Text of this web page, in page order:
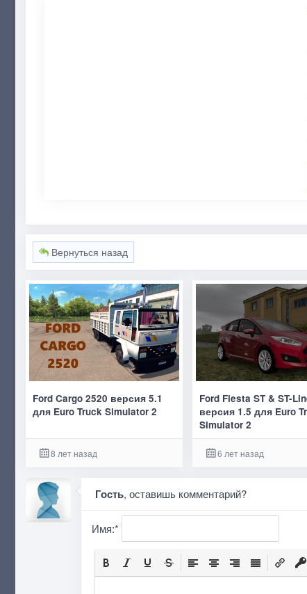
Вернуться назад
Ford Cargo 2520 версия 5.1
для Euro Truck Simulator 2
8 лет назад
Ford Fiesta ST & ST-
версия 1.5 для Euro
Simulator 2
6 лет назад
Гость, оставишь комментарий?
Имя:*